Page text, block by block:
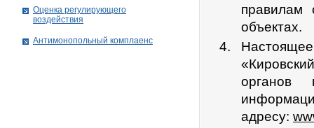
правилам
объектах.
Настоящее
органов
адресу:
Оценка регулирующего
воздействия
Антимонопольный комплаенс